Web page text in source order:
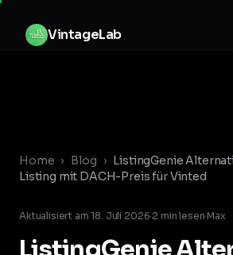
Zum Inhalt springen
VintageLab
Home › Blog › ListingGenie
Listing mit DACH-Preis für Vinted
Aktualisiert am 18. Juli 2026·2 min lesen·Max